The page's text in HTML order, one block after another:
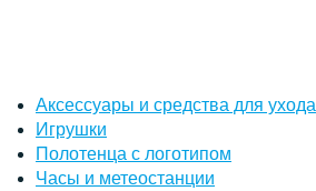
Аксессуары и средства для ухода
Игрушки
Полотенца с логотипом
Часы и метеостанции